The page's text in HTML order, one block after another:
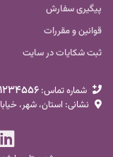
پیگیری سفارش
قوانین و مقررات
ثبت شکایات در سایت
شماره تماس‌:
نشانی: استان، شهر،